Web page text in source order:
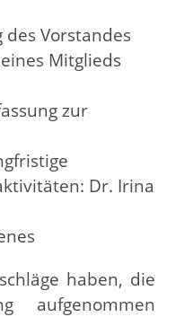
Vorstandes
Mitglieds
zur
Dr. Irina
haben, die
aufgenommen